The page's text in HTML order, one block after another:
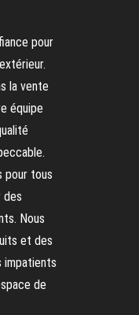
pour
la vente
équipe
pour tous
des
Nous
et des
impatients
de